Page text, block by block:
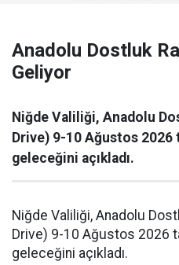
Anadolu Dostluk
Geliyor
Niğde Valiliği, Anadolu
Drive) 9-10 Ağustos
geleceğini açıkladı.
Niğde Valiliği, Anadolu
Drive) 9-10 Ağustos 2026
geleceğini açıkladı.